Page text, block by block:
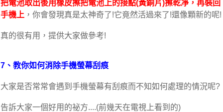
把電池取出後用橡皮擦把電池上的接點(黃銅片)擦乾凈，再裝回
手機上 ，你會發現真是太神奇了!它竟然活過來了!還像顆新的呢!
真的很有用，提供大家做參考!
7、教你如何消除手機螢幕刮痕
大家是否常常會遇到手機螢幕有刮痕而不知如何處理的情況呢?
告訴大家一個好用的祕方....(前幾天在電視上看到的)